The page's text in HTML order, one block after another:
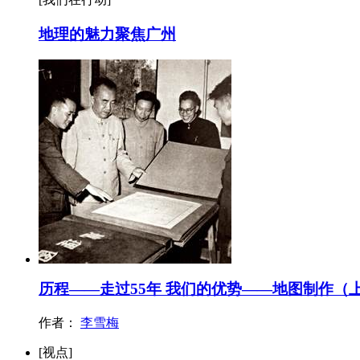
地理的魅力聚焦广州
历程——走过55年 我们的优势——地图制作（
作者： 李雪梅
[视点]